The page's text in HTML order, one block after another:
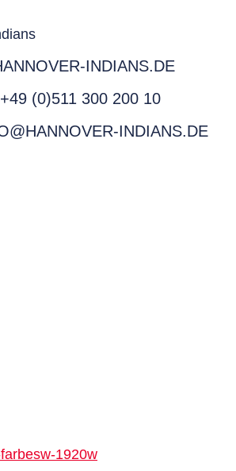
INDIANS.DE
(0)511 300 200 10
INDIANS.DE